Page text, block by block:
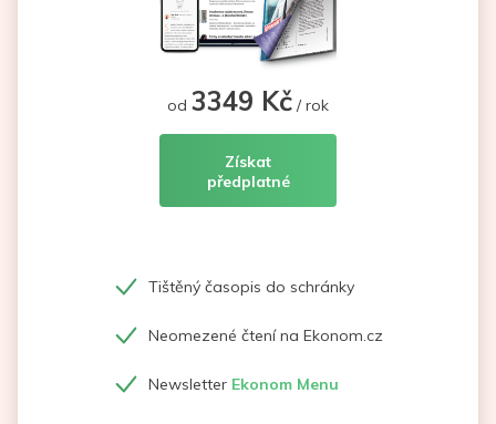
od 3349 Kč / rok
Získat
předplatné
Tištěný časopis do schránky
Neomezené čtení na Ekonom.cz
Newsletter Ekonom Menu